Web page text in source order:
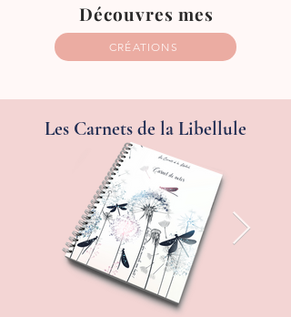
Découvres mes
CRÉATIONS
Les Carnets de la Libellule